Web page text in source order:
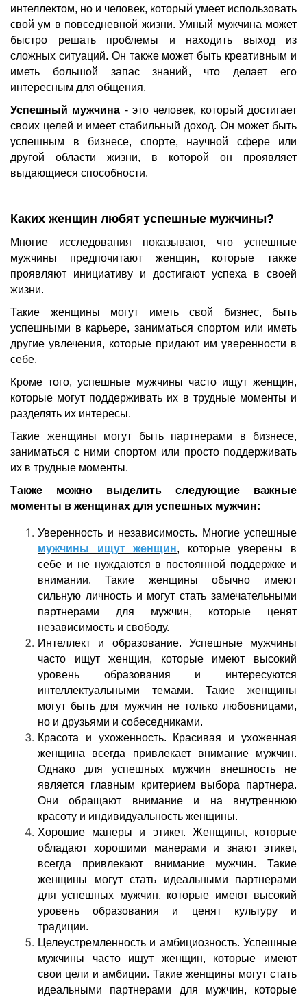
интеллектом, но и человек, который умеет использовать
свой ум в повседневной жизни. Умный мужчина может
быстро решать проблемы и находить выход из
сложных ситуаций. Он также может быть креативным и
иметь большой запас знаний, что делает его
интересным для общения.
Успешный мужчина - это человек, который достигает
своих целей и имеет стабильный доход. Он может быть
успешным в бизнесе, спорте, научной сфере или
другой области жизни, в которой он проявляет
выдающиеся способности.
Каких женщин любят успешные мужчины?
Многие исследования показывают, что успешные
мужчины предпочитают женщин, которые также
проявляют инициативу и достигают успеха в своей
жизни.
Такие женщины могут иметь свой бизнес, быть
успешными в карьере, заниматься спортом или иметь
другие увлечения, которые придают им уверенности в
себе.
Кроме того, успешные мужчины часто ищут женщин,
которые могут поддерживать их в трудные моменты и
разделять их интересы.
Такие женщины могут быть партнерами в бизнесе,
заниматься с ними спортом или просто поддерживать
их в трудные моменты.
Также можно выделить следующие важные
моменты в женщинах для успешных мужчин:
Уверенность и независимость. Многие успешные
мужчины ищут женщин, которые уверены в
себе и не нуждаются в постоянной поддержке и
внимании. Такие женщины обычно имеют
сильную личность и могут стать замечательными
партнерами для мужчин, которые ценят
независимость и свободу.
Интеллект и образование. Успешные мужчины
часто ищут женщин, которые имеют высокий
уровень образования и интересуются
интеллектуальными темами. Такие женщины
могут быть для мужчин не только любовницами,
но и друзьями и собеседниками.
Красота и ухоженность. Красивая и ухоженная
женщина всегда привлекает внимание мужчин.
Однако для успешных мужчин внешность не
является главным критерием выбора партнера.
Они обращают внимание и на внутреннюю
красоту и индивидуальность женщины.
Хорошие манеры и этикет. Женщины, которые
обладают хорошими манерами и знают этикет,
всегда привлекают внимание мужчин. Такие
женщины могут стать идеальными партнерами
для успешных мужчин, которые имеют высокий
уровень образования и ценят культуру и
традиции.
Целеустремленность и амбициозность. Успешные
мужчины часто ищут женщин, которые имеют
свои цели и амбиции. Такие женщины могут стать
идеальными партнерами для мужчин, которые